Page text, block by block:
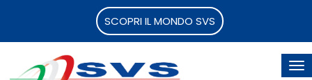
SCOPRI IL MONDO SVS